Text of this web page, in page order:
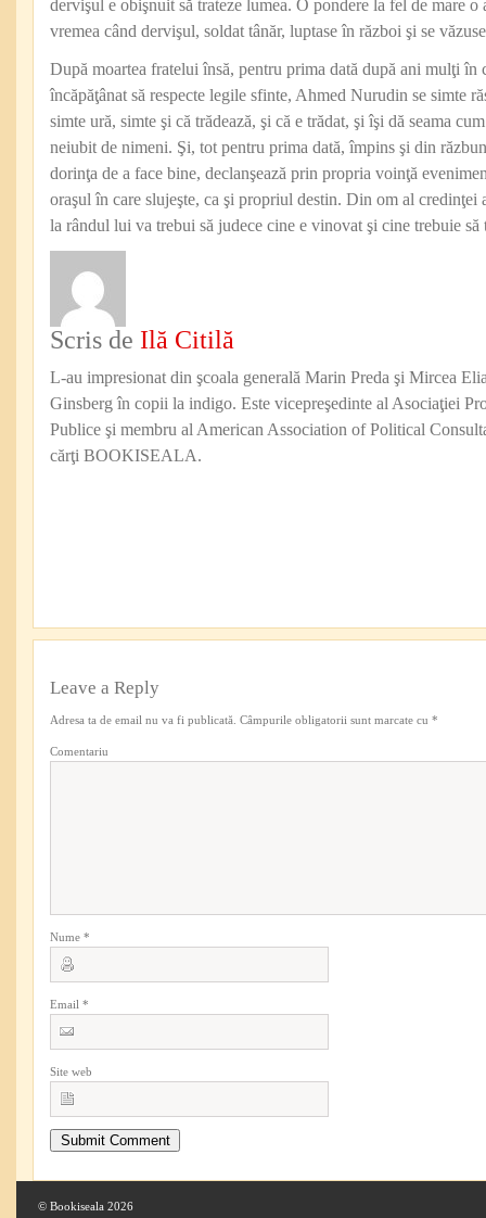
dervişul e obişnuit să trateze lumea. O pondere la fel de mare
vremea când dervişul, soldat tânăr, luptase în război şi se
După moartea fratelui însă, pentru prima dată după ani mulţi în
încăpăţânat să respecte legile sfinte, Ahmed Nurudin se simte
simte ură, simte şi că trădează, şi că e trădat, şi îşi dă seama
neiubit de nimeni. Şi, tot pentru prima dată, împins şi din
dorinţa de a face bine, declanşează prin propria voinţă
oraşul în care slujeşte, ca şi propriul destin. Din om al credinţei
la rândul lui va trebui să judece cine e vinovat şi cine trebuie să
Scris de Ilă Citilă
L-au impresionat din şcoala generală Marin Preda şi Mircea
Ginsberg în copii la indigo. Este vicepreşedinte al Asociaţiei
Publice şi membru al American Association of Political
cărţi BOOKISEALA.
Leave a Reply
Adresa ta de email nu va fi publicată. Câmpurile obligatorii sunt marcate cu *
Comentariu
Nume *
Email *
Site web
© Bookiseala 2026